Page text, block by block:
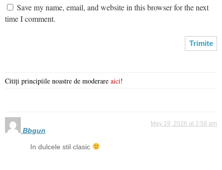
Save my name, email, and website in this browser for the next
time I comment.
Citiți principiile noastre de moderare aici!
Bbgun
May 19, 2026 at 3:58 am
In dulcele stil clasic